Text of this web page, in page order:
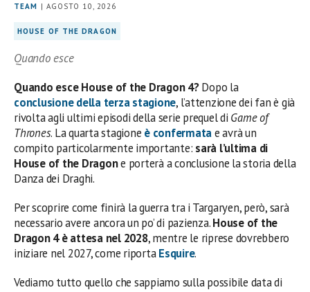
TEAM | AGOSTO 10, 2026
HOUSE OF THE DRAGON
Quando esce
Quando esce House of the Dragon 4?Dopo la
conclusione della terza stagione, l’attenzione dei fan è già
rivolta agli ultimi episodi della serie prequel di Game of
Thrones. La quarta stagione è confermatae avrà un
compito particolarmente importante: sarà l’ultima di
House of the Dragone porterà a conclusione la storia della
Danza dei Draghi.
Per scoprire come finirà la guerra tra i Targaryen, però, sarà
necessario avere ancora un po’ di pazienza.House of the
Dragon 4 è attesa nel 2028, mentre le riprese dovrebbero
iniziare nel 2027, come riportaEsquire.
Vediamo tutto quello che sappiamo sulla possibile data di